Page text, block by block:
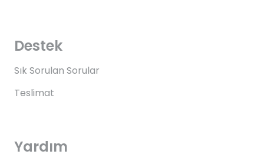
Destek
Sık Sorulan Sorular
Teslimat
Yardım